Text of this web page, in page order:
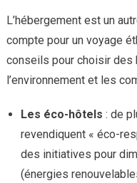
L’hébergement est un
compte pour un voyage
conseils pour choisir des
l’environnement et les
Les éco-hôtels : de
revendiquent « éco-
des initiatives pour
(énergies